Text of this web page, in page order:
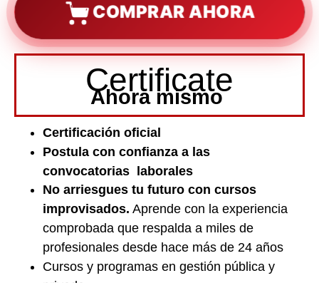
COMPRAR AHORA
Certificate
Ahora mismo
Certificación oficial
Postula con confianza a las
convocatorias laborales
No arriesgues tu futuro con cursos
improvisados. Aprende con la experiencia
comprobada que respalda a miles de
profesionales desde hace más de 24 años
Cursos y programas en gestión pública y